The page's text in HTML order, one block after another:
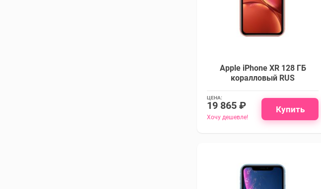
Apple iPhone XR 128 ГБ
коралловый RUS
ЦЕНА:
19 865 ₽
Хочу дешевле!
Купить